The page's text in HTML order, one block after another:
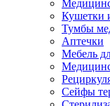
Кушетки
Тумбы
Аптечки
Мебель
Сейфы